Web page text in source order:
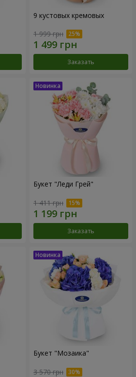
9 кустовых кремовых
1 999 грн
Заказать
Букет "Леди Грей"
1 411 грн
Заказать
Букет "Мозаика"
3 570 грн